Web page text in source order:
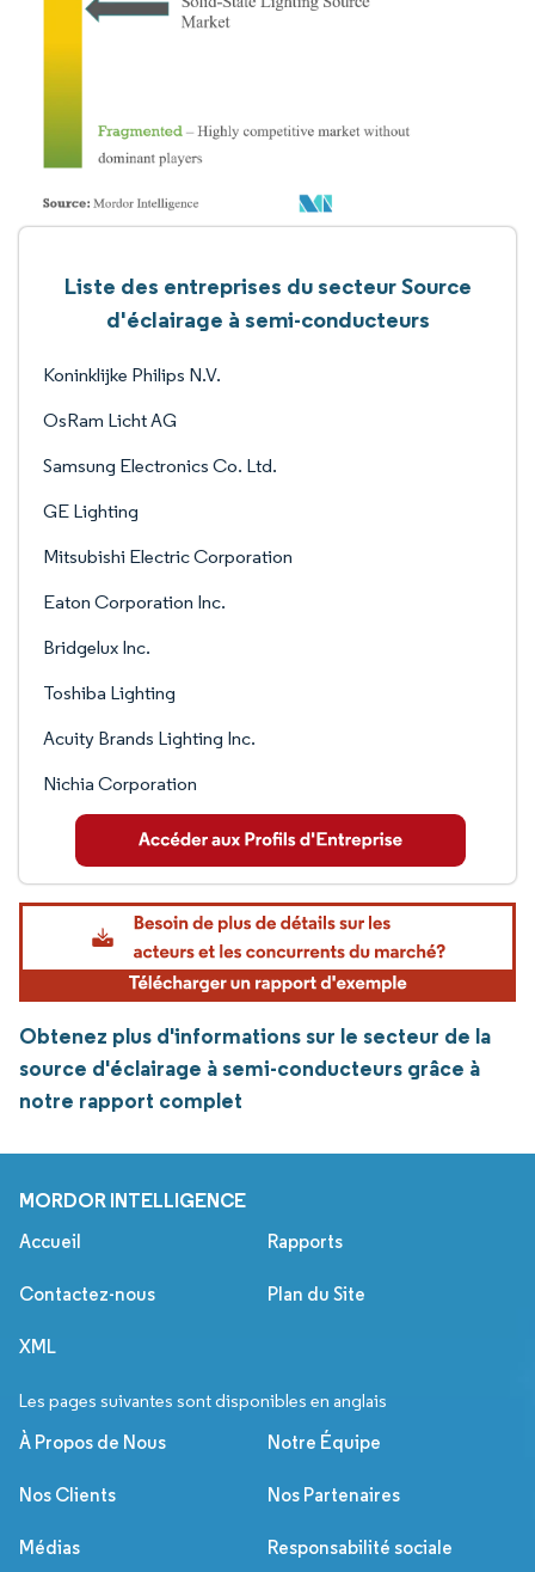
Liste des entreprises du secteur Source
d'éclairage à semi-conducteurs
Koninklijke Philips N.V.
OsRam Licht AG
Samsung Electronics Co. Ltd.
GE Lighting
Mitsubishi Electric Corporation
Eaton Corporation Inc.
Bridgelux Inc.
Toshiba Lighting
Acuity Brands Lighting Inc.
Nichia Corporation
Obtenez plus d'informations sur le secteur de la
source d'éclairage à semi-conducteurs grâce à
notre rapport complet
MORDOR INTELLIGENCE
Accueil Rapports
Contactez-nous Plan du Site
XML
Les pages suivantes sont disponibles en anglais
À Propos de Nous Notre Équipe
Nos Clients Nos Partenaires
Médias Responsabilité sociale